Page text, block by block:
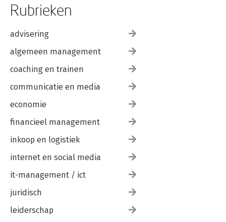
Rubrieken
advisering
algemeen management
coaching en trainen
communicatie en media
economie
financieel management
inkoop en logistiek
internet en social media
it-management / ict
juridisch
leiderschap